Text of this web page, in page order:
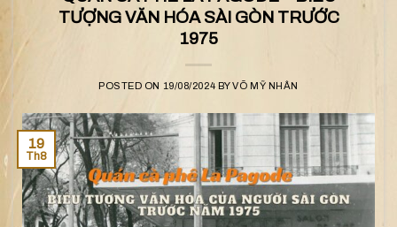
TƯỢNG VĂN HÓA SÀI GÒN TRƯỚC
1975
POSTED ON 19/08/2024 BYVÕ MỸ NHÂN
19
Th8